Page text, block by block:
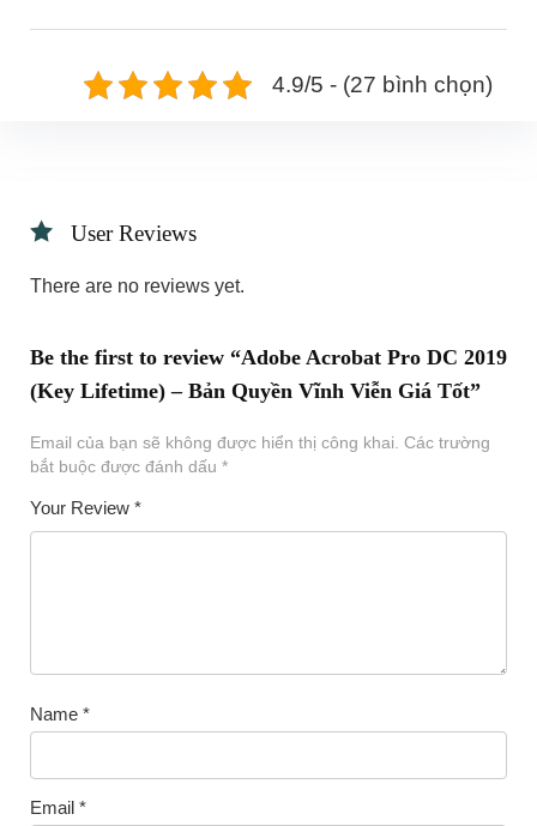
4.9/5 - (27 bình chọn)
User Reviews
There are no reviews yet.
Be the first to review “Adobe Acrobat Pro DC 2019
(Key Lifetime) – Bản Quyền Vĩnh Viễn Giá Tốt”
Email của bạn sẽ không được hiển thị công khai. Các trường
bắt buộc được đánh dấu *
Your Review *
Name *
Email *